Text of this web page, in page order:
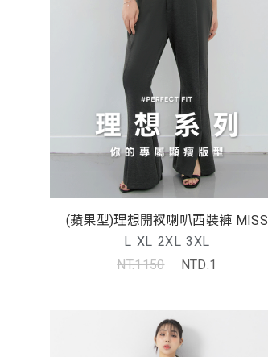
(蘋果型)理想開衩喇叭西裝褲 MISS
L XL 2XL 3XL
NT.1150
NTD.1